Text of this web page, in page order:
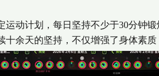
计划，每日坚持不少于30分钟锻
余天的坚持，不仅增强了身体素质